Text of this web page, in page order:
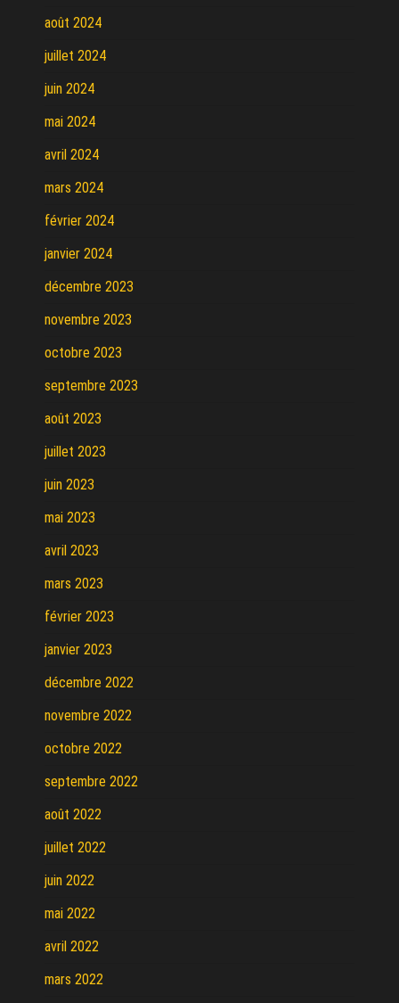
août 2024
juillet 2024
juin 2024
mai 2024
avril 2024
mars 2024
février 2024
janvier 2024
décembre 2023
novembre 2023
octobre 2023
septembre 2023
août 2023
juillet 2023
juin 2023
mai 2023
avril 2023
mars 2023
février 2023
janvier 2023
décembre 2022
novembre 2022
octobre 2022
septembre 2022
août 2022
juillet 2022
juin 2022
mai 2022
avril 2022
mars 2022